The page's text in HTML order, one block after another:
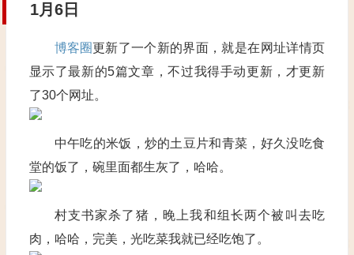
1月 6日
博客圈更新了一个新的界面，就是在网址详情页
显示了最新的5篇文章，不过我得手动更新，才更新
了30个网址。
中午吃的米饭，炒的土豆片和青菜，好久没吃食
堂的饭了，碗里面都生灰了，哈哈。
村支书家杀了猪，晚上我和组长两个被叫去吃
肉，哈哈，完美，光吃菜我就已经吃饱了。